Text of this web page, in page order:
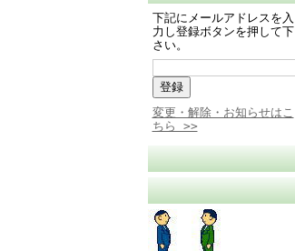
下記にメールアドレスを入
力し登録ボタンを押して下
さい。
変更・解除・お知らせはこ
ちら >>